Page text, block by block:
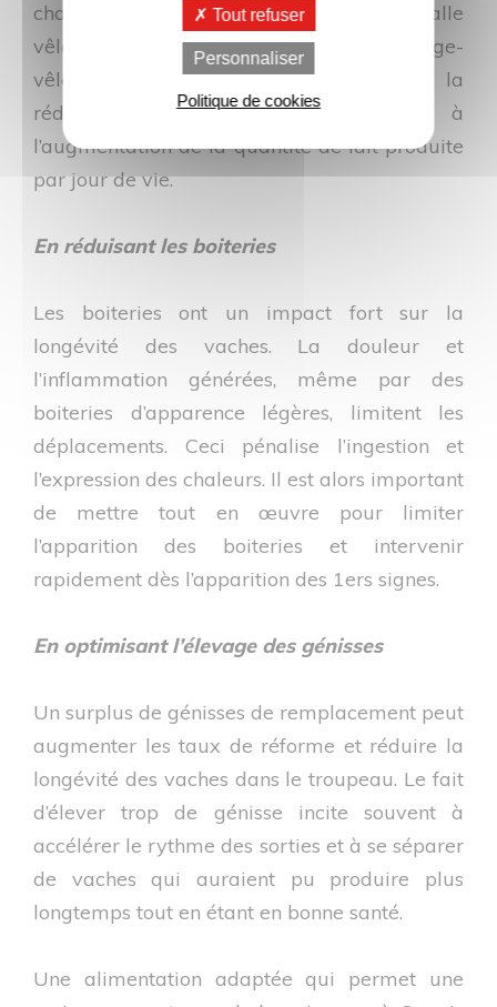
chaleurs, permet de réduire l’intervalle
vêlage-IA fécondante et l’intervalle vêlage-
vêlage (IVV). Ceci concoure in fine à la
réduction des réformes subies et à
l’augmentation de la quantité de lait produite
par jour de vie.
En réduisant les boiteries
Les boiteries ont un impact fort sur la
longévité des vaches. La douleur et
l’inflammation générées, même par des
boiteries d’apparence légères, limitent les
déplacements. Ceci pénalise l’ingestion et
l’expression des chaleurs. Il est alors important
de mettre tout en œuvre pour limiter
l’apparition des boiteries et intervenir
rapidement dès l’apparition des 1ers signes.
En optimisant l’élevage des génisses
Un surplus de génisses de remplacement peut
augmenter les taux de réforme et réduire la
longévité des vaches dans le troupeau. Le fait
d’élever trop de génisse incite souvent à
accélérer le rythme des sorties et à se séparer
de vaches qui auraient pu produire plus
longtemps tout en étant en bonne santé.
Une alimentation adaptée qui permet une
Tout refuser
Personnaliser
Politique de cookies